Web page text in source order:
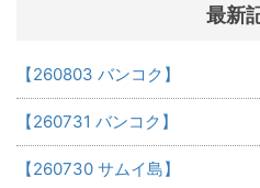
最新
【260803 バンコク】
【260731 バンコク】
【260730 サムイ島】